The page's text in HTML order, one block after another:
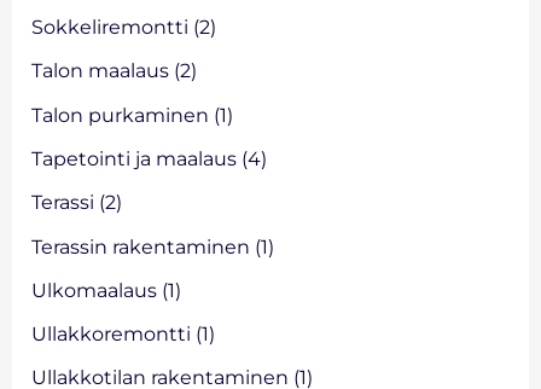
Sokkeliremontti (2)
Talon maalaus (2)
Talon purkaminen (1)
Tapetointi ja maalaus (4)
Terassi (2)
Terassin rakentaminen (1)
Ulkomaalaus (1)
Ullakkoremontti (1)
Ullakkotilan rakentaminen (1)